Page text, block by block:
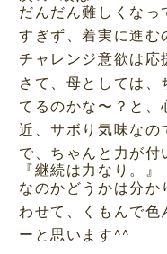
だんだん難しくな
すぎず、着実に進
チャレンジ意欲は応
さて、母としては
てるのかな〜？と
近、サボり気味な
で、ちゃんと力が付
『継続は力なり。』
なのかどうかは分
わせて、くもんで色
ーと思います^^